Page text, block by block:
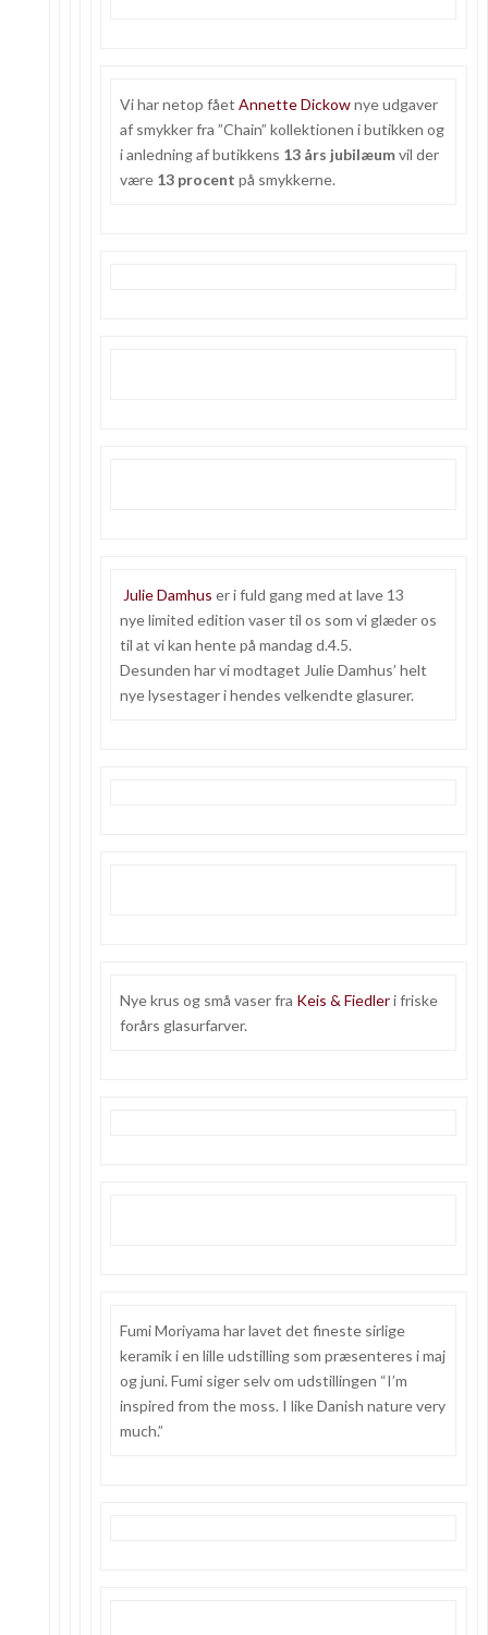
Vi har netop fåetAnnette Dickownye udgaver
af smykker fra ”Chain” kollektionen i butikken og
i anledning af butikkens 13 års jubilæumvil der
være 13 procent på smykkerne.
Julie Damhus er i fuld gang med at lave 13
nye limited edition vaser til os som vi glæder os
til at vi kan hente på mandag d.4.5.
Desunden har vi modtaget Julie Damhus’ helt
nye lysestager i hendes velkendte glasurer.
Nye krus og små vaser fra Keis & Fiedleri friske
forårs glasurfarver.
Fumi Moriyama har lavet det fineste sirlige
keramik i en lille udstilling som præsenteres i maj
og juni. Fumi siger selv om udstillingen “I’m
inspired from the moss. I like Danish nature very
much.”